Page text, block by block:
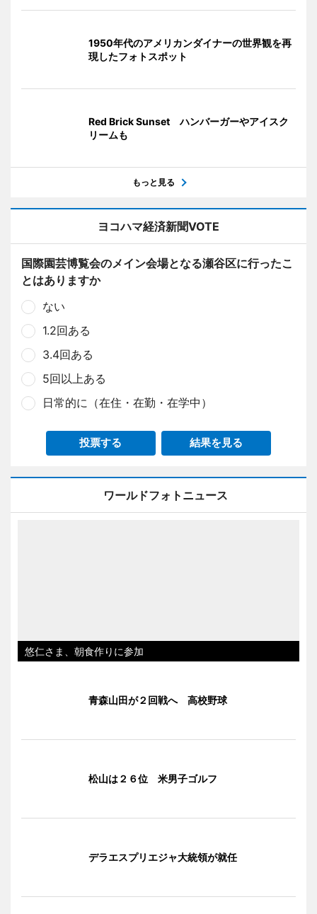
1950年代のアメリカンダイナーの世界観を再
現したフォトスポット
Red Brick Sunset ハンバーガーやアイスク
リームも
もっと見る
ヨコハマ経済新聞VOTE
国際園芸博覧会のメイン会場となる瀬谷区に行ったこ
とはありますか
ない
1.2回ある
3.4回ある
5回以上ある
日常的に（在住・在勤・在学中）
投票する 結果を見る
ワールドフォトニュース
悠仁さま、朝食作りに参加
青森山田が２回戦へ 高校野球
松山は２６位 米男子ゴルフ
デラエスプリエジャ大統領が就任